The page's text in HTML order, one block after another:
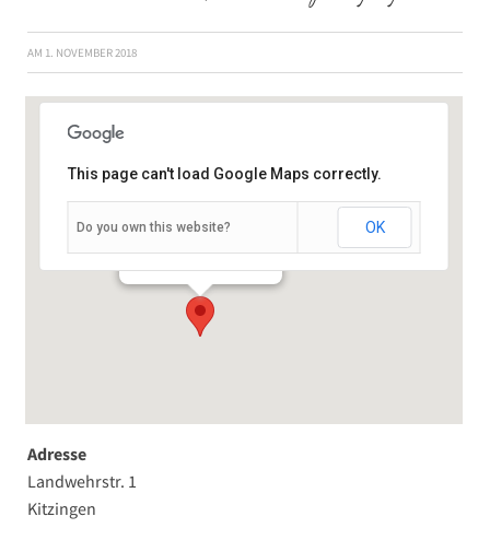
AM 1. NOVEMBER 2018
Veranstaltungen
This page can't load Google Maps correctly.
Do you own this website? OK
Adresse
Landwehrstr. 1
Kitzingen